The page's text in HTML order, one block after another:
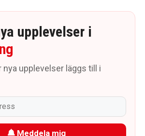
upplevelser i
nya upplevelser läggs till i
Meddela mig